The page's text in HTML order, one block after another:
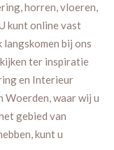
horren, vloeren,
kunt online vast
bij ons
ter inspiratie
en Interieur
Woerden, waar wij u
gebied van
kunt u